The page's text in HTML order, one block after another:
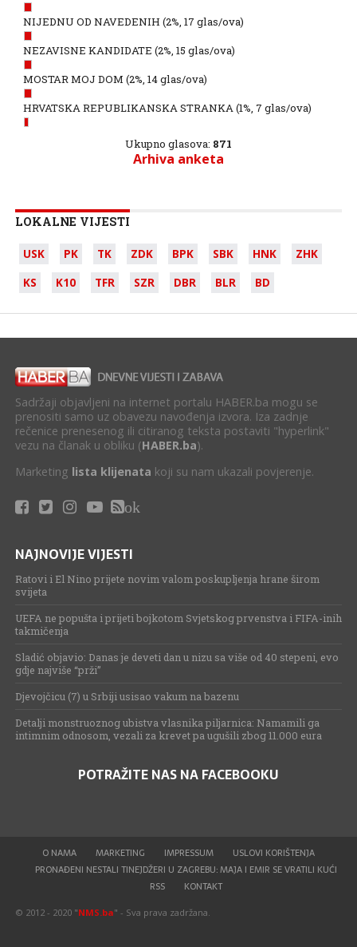
NIJEDNU OD NAVEDENIH (2%, 17 glas/ova)
NEZAVISNE KANDIDATE (2%, 15 glas/ova)
MOSTAR MOJ DOM (2%, 14 glas/ova)
HRVATSKA REPUBLIKANSKA STRANKA(1%, 7 glas/ova)
Ukupno glasova: 871
Arhiva anketa
LOKALNE VIJESTI
USK PK TK ZDK BPK SBK HNK
ZHK
KS
K10 TFR SZR DBR BLR BD
Sadržaji objavljeni na internet portalu HABER.ba mogu se
prenositi samo uz obavezu navođenja izvora. Iza zadnje
rečenice prenesenog ili citiranog teksta postaviti "hyperlink"
vezu na članak u obliku (HABER.ba).
Marketing lista klijenata koji su nam ukazali povjerenje.
ok
NAJNOVIJE VIJESTI
Ratovi i El Nino prijete novim valom poskupljenja hrane širom
svijeta
UEFA ne popušta i prijeti bojkotom Svjetskog prvenstva i FIFA-inih
takmičenja
Sladić objavio: Danas je deveti dan u nizu sa više od 40 stepeni, evo
gdje najviše “prži”
Djevojčicu (7) u Srbiji usisao vakum na bazenu
Detalji monstruoznog ubistva vlasnika piljarnica: Namamili ga
intimnim odnosom, vezali za krevet pa ugušili zbog 11.000 eura
POTRAŽITE NAS NA FACEBOOKU
O NAMA MARKETING IMPRESSUM
USLOVI KORIŠTENJA
PRONAĐENI NESTALI TINEJDŽERI U ZAGREBU: MAJA I EMIR SE VRATILI KUĆI
RSS
KONTAKT
© 2012 - 2020 "NMS.ba" - Sva prava zadržana.